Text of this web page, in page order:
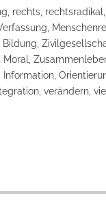
rechts,
verändern,